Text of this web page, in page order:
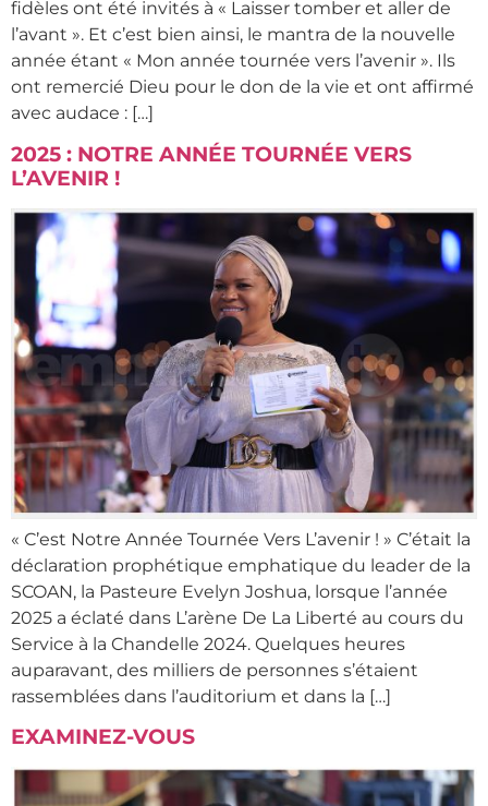
fidèles ont été invités à « Laisser tomber et aller de
l’avant ». Et c’est bien ainsi, le mantra de la nouvelle
année étant « Mon année tournée vers l’avenir ». Ils
ont remercié Dieu pour le don de la vie et ont affirmé
avec audace : […]
2025 : NOTRE ANNÉE TOURNÉE VERS
L’AVENIR !
« C’est Notre Année Tournée Vers L’avenir ! » C’était la
déclaration prophétique emphatique du leader de la
SCOAN, la Pasteure Evelyn Joshua, lorsque l’année
2025 a éclaté dans L’arène De La Liberté au cours du
Service à la Chandelle 2024. Quelques heures
auparavant, des milliers de personnes s’étaient
rassemblées dans l’auditorium et dans la […]
EXAMINEZ-VOUS